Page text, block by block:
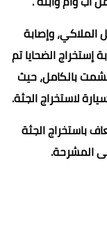
وإصابة
إستخراج الضحايا تم
بالكامل، حيث
لاستخراج الجثة.
باستخراج الجثة
المشرحة.